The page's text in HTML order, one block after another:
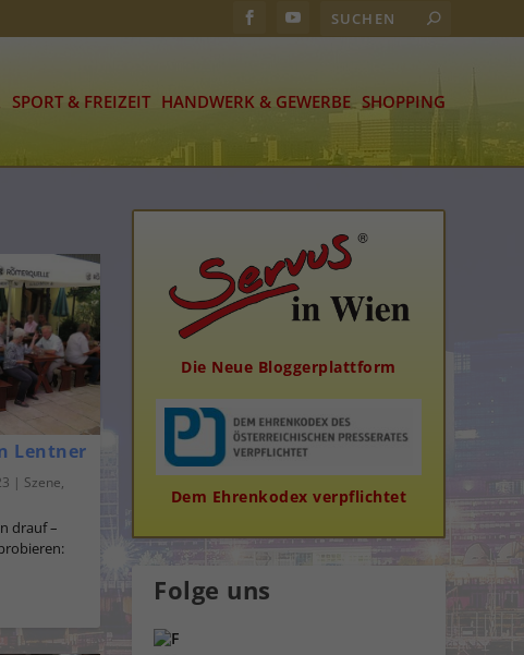
SPORT & FREIZEIT HANDWERK & GEWERBE SHOPPING
Lentner
| Szene,
drauf –
Die Neue Bloggerplattform
Dem Ehrenkodex verpflichtet
Folge uns